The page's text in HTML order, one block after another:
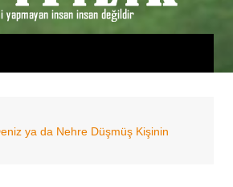
ya da Nehre Düşmüş Kişinin